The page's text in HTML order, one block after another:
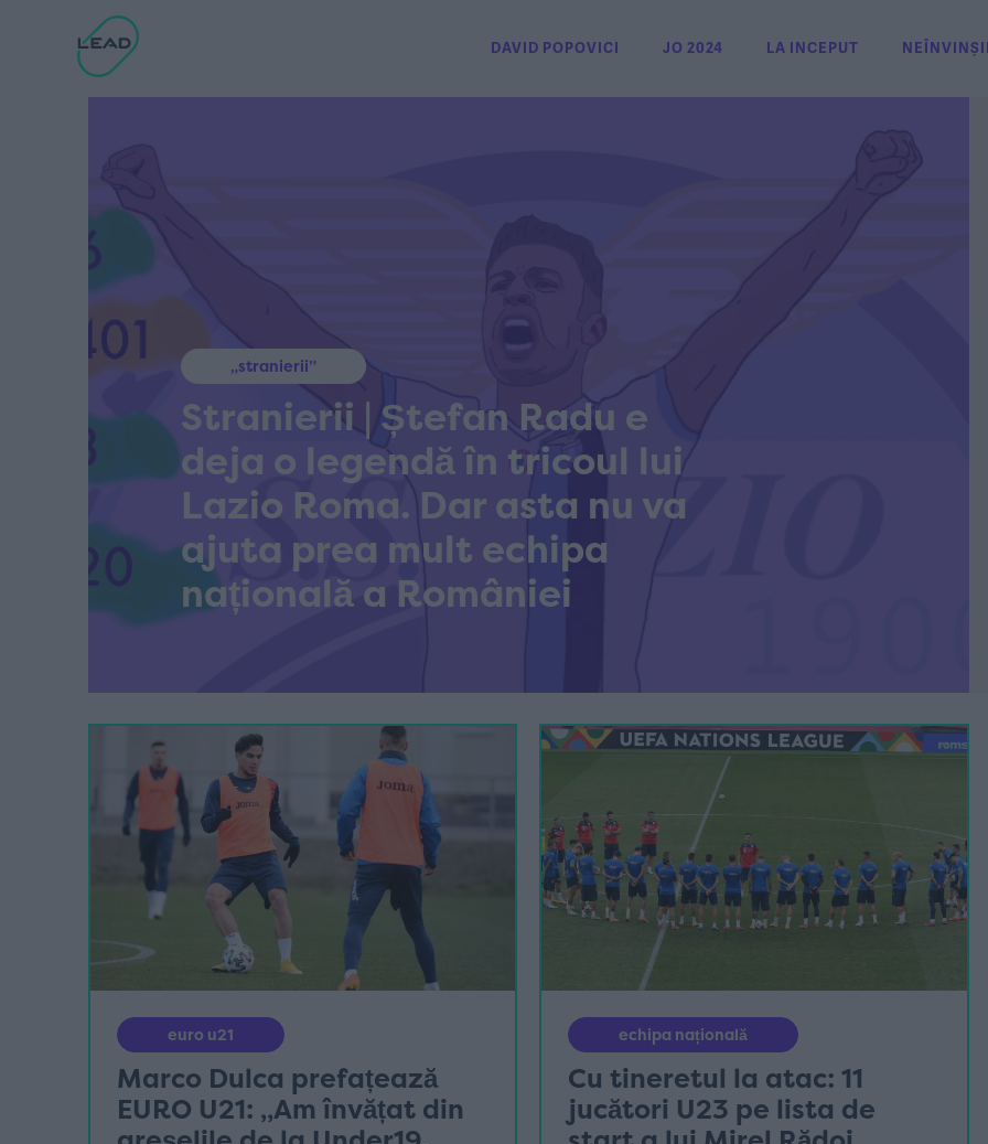
DAVID POPOVICI JO 2024 LA INCEPUT NEÎNVINȘII
„stranierii”
Stranierii | Ștefan Radu e
deja o legendă în tricoul lui
Lazio Roma. Dar asta nu va
ajuta prea mult echipa
națională a României
euro u21
Marco Dulca prefațează
EURO U21: „Am învățat din
echipa națională
Cu tineretul la atac: 11
jucători U23 pe lista de